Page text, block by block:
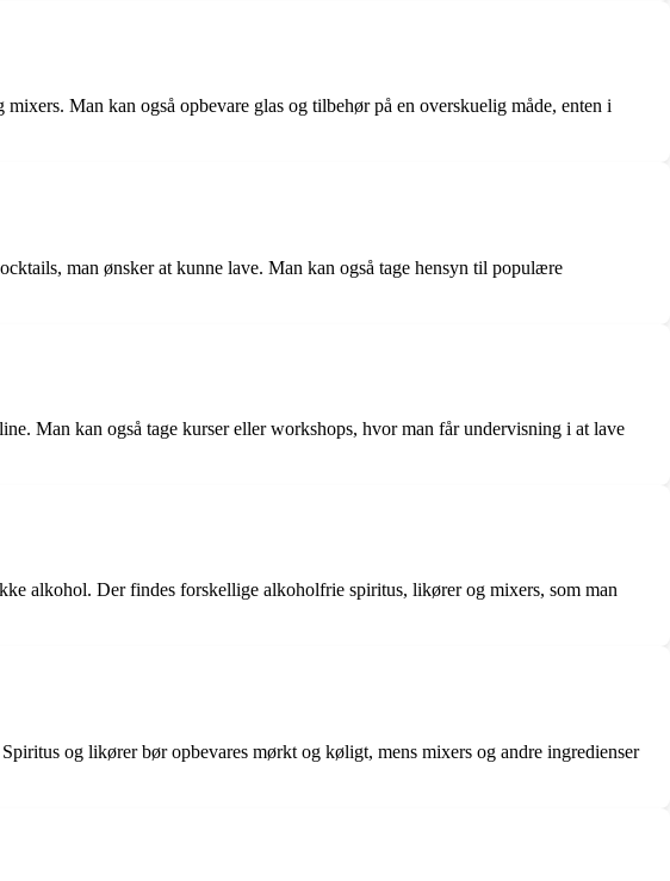
Man kan også opbevare glas og tilbehør på en overskuelig måde, enten i
man ønsker at kunne lave. Man kan også tage hensyn til populære
Man kan også tage kurser eller workshops, hvor man får undervisning i at lave
alkohol. Der findes forskellige alkoholfrie spiritus, likører og mixers, som man
og likører bør opbevares mørkt og køligt, mens mixers og andre ingredienser